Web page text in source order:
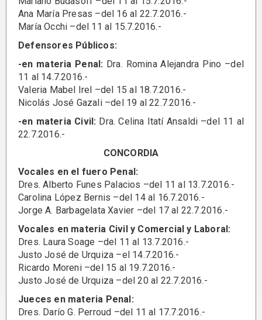
Ana María Presas –del 16 al 22.7.2016.-
María Occhi –del 11 al 15.7.2016.-
Defensores Públicos:
-en materia Penal: Dra. Romina Alejandra Pino –del
11 al 14.7.2016.-
Valeria Mabel Irel –del 15 al 18.7.2016.-
Nicolás José Gazali –del 19 al 22.7.2016.-
-en materia Civil: Dra. Celina Itatí Ansaldi –del 11 al
22.7.2016.-
CONCORDIA
Vocales en el fuero Penal:
Dres. Alberto Funes Palacios –del 11 al 13.7.2016.-
Carolina López Bernis –del 14 al 16.7.2016.-
Jorge A. Barbagelata Xavier –del 17 al 22.7.2016.-
Vocales en materia Civil y Comercial y Laboral:
Dres. Laura Soage –del 11 al 13.7.2016.-
Justo José de Urquiza –el 14.7.2016.-
Ricardo Moreni –del 15 al 19.7.2016.-
Justo José de Urquiza –del 20 al 22.7.2016.-
Jueces en materia Penal:
Dres. Darío G. Perroud –del 11 al 17.7.2016.-